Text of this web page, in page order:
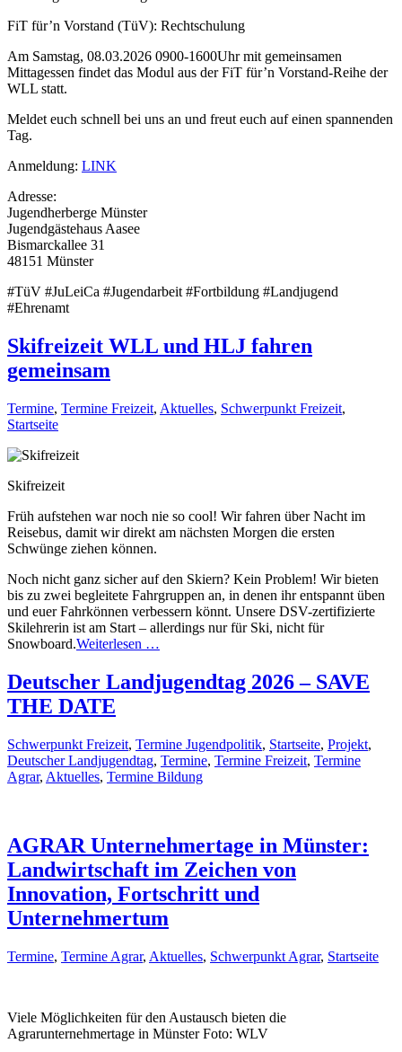
FiT für’n Vorstand (TüV): Rechtschulung
Am Samstag, 08.03.2026 0900-1600Uhr mit gemeinsamen
Mittagessen findet das Modul aus der FiT für’n Vorstand-Reihe der
WLL statt.
Meldet euch schnell bei uns an und freut euch auf einen spannenden
Tag.
Anmeldung: LINK
Adresse:
Jugendherberge Münster
Jugendgästehaus Aasee
Bismarckallee 31
48151 Münster
#TüV #JuLeiCa #Jugendarbeit #Fortbildung #Landjugend
#Ehrenamt
Skifreizeit WLL und HLJ fahren
gemeinsam
Termine, Termine Freizeit, Aktuelles, Schwerpunkt Freizeit,
Startseite
Skifreizeit
Früh aufstehen war noch nie so cool! Wir fahren über Nacht im
Reisebus, damit wir direkt am nächsten Morgen die ersten
Schwünge ziehen können.
Noch nicht ganz sicher auf den Skiern? Kein Problem! Wir bieten
bis zu zwei begleitete Fahrgruppen an, in denen ihr entspannt üben
und euer Fahrkönnen verbessern könnt. Unsere DSV-zertifizierte
Skilehrerin ist am Start – allerdings nur für Ski, nicht für
Snowboard.Weiterlesen …
Deutscher Landjugendtag 2026 – SAVE
THE DATE
Schwerpunkt Freizeit, Termine Jugendpolitik, Startseite, Projekt,
Deutscher Landjugendtag, Termine, Termine Freizeit, Termine
Agrar, Aktuelles, Termine Bildung
AGRAR Unternehmertage in Münster:
Landwirtschaft im Zeichen von
Innovation, Fortschritt und
Unternehmertum
Termine, Termine Agrar, Aktuelles, Schwerpunkt Agrar, Startseite
Viele Möglichkeiten für den Austausch bieten die
Agrarunternehmertage in Münster Foto: WLV